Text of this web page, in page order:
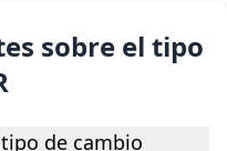
sobre el tipo
de cambio